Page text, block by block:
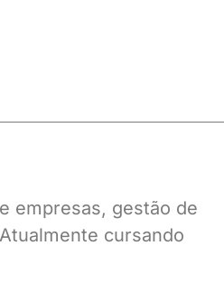
empresas, gestão de
cursando